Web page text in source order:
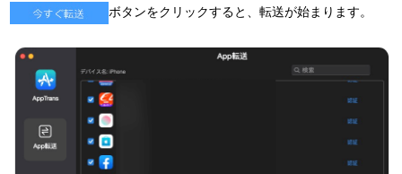
ボタンをクリックすると、転送が始まります。